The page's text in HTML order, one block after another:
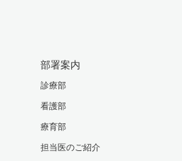
部署案内
診療部
看護部
療育部
担当医のご紹介